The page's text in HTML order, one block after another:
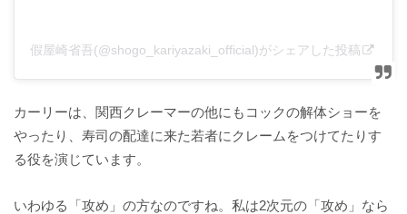
假屋崎省吾(@shogo_kariyazaki_official)がシェアした投稿
カーリーは、関西クレーマーの他にもコックの解体ショーを
やったり、寿司の配達に来た若者にクレームをつけてたりす
る役を演じています。
いわゆる「攻め」の方なのですね。私は2次元の「攻め」なら